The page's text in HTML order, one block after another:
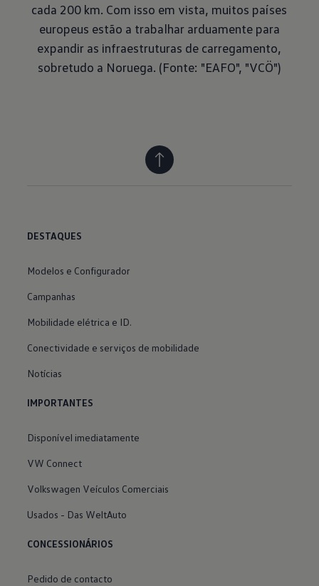
cada 200 km. Com isso em vista, muitos países
europeus estão a trabalhar arduamente para
expandir as infraestruturas de carregamento,
sobretudo a Noruega. (Fonte: "EAFO", "VCÖ")
DESTAQUES
Modelos e Configurador
Campanhas
Mobilidade elétrica e ID.
Conectividade e serviços de mobilidade
Notícias
IMPORTANTES
Disponível imediatamente
VW Connect
Volkswagen Veículos Comerciais
Usados - Das WeltAuto
CONCESSIONÁRIOS
Pedido de contacto